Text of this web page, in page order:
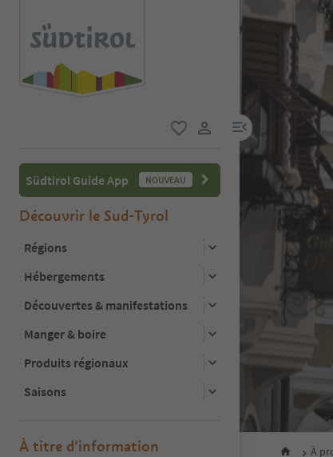
lien utilisateur
lien menu
Südtirol Guide App NOUVEAU
Découvrir le Sud-Tyrol
Régions
Hébergements
Découvertes & manifestations
Manger & boire
Produits régionaux
Saisons
À titre d’information À